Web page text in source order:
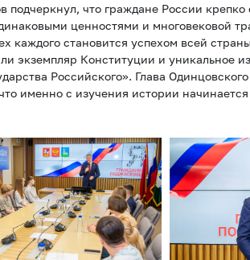
подчеркнул, что граждане России
ценностями и многовековой
каждого становится успехом всей
экземпляр Конституции и уникальное
Российского». Глава
именно с изучения истории